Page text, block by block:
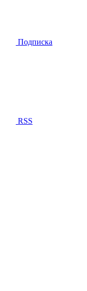
Подписка
RSS